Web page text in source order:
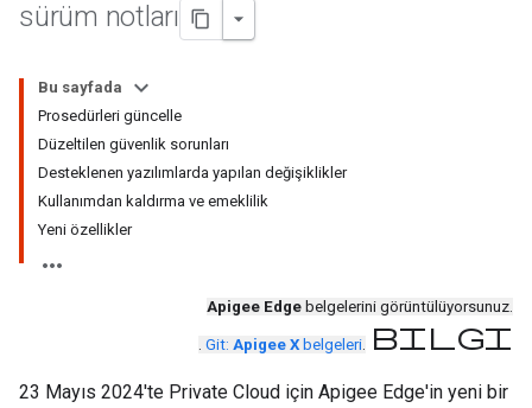
sürüm notları
Bu sayfada
Prosedürleri güncelle
Düzeltilen güvenlik sorunları
Desteklenen yazılımlarda yapılan değişiklikler
Kullanımdan kaldırma ve emeklilik
Yeni özellikler
Apigee Edge belgelerini görüntülüyorsunuz.
. Git: Apigee X belgeleri. bilgi
23 Mayıs 2024'te Private Cloud için Apigee Edge'in yeni bir